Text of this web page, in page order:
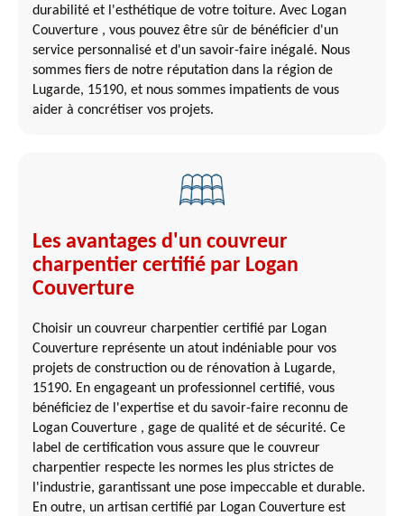
durabilité et l'esthétique de votre toiture. Avec Logan
Couverture , vous pouvez être sûr de bénéficier d'un
service personnalisé et d'un savoir-faire inégalé. Nous
sommes fiers de notre réputation dans la région de
Lugarde, 15190, et nous sommes impatients de vous
aider à concrétiser vos projets.
Les avantages d'un couvreur
charpentier certifié par Logan
Couverture
Choisir un couvreur charpentier certifié par Logan
Couverture représente un atout indéniable pour vos
projets de construction ou de rénovation à Lugarde,
15190. En engageant un professionnel certifié, vous
bénéficiez de l'expertise et du savoir-faire reconnu de
Logan Couverture , gage de qualité et de sécurité. Ce
label de certification vous assure que le couvreur
charpentier respecte les normes les plus strictes de
l'industrie, garantissant une pose impeccable et durable.
En outre, un artisan certifié par Logan Couverture est